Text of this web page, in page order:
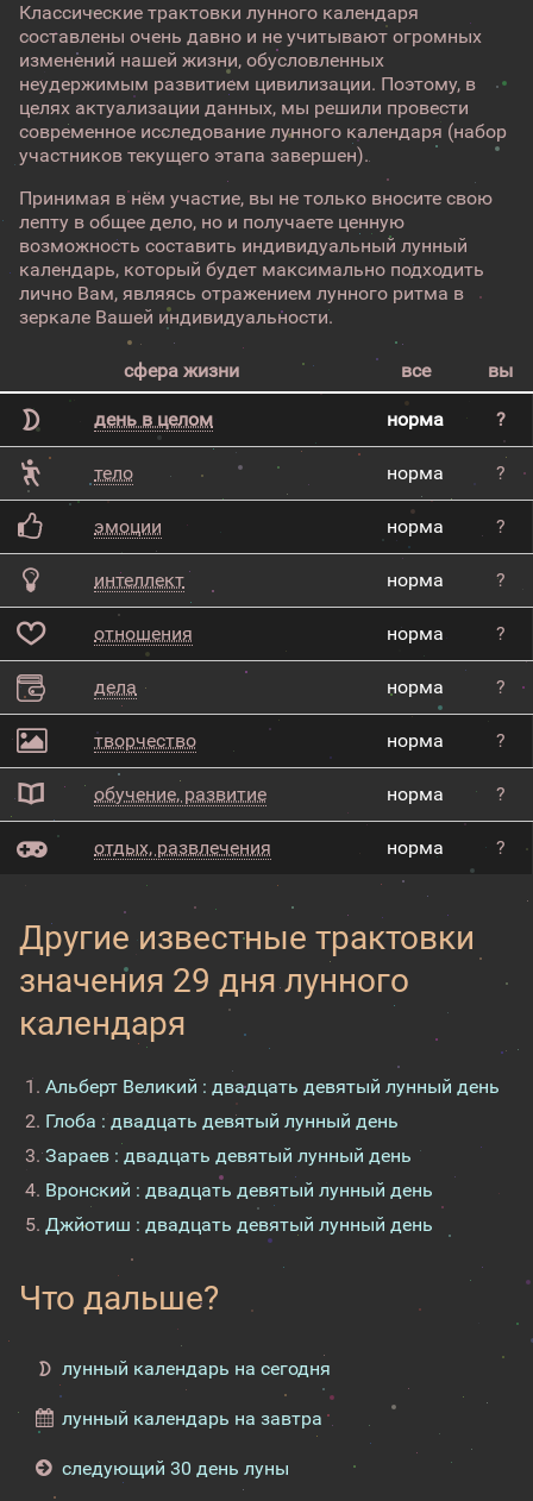
Классические трактовки лунного календаря
составлены очень давно и не учитывают огромных
изменений нашей жизни, обусловленных
неудержимым развитием цивилизации. Поэтому, в
целях актуализации данных, мы решили провести
современное исследование лунного календаря (набор
участников текущего этапа завершен).
Принимая в нём участие, вы не только вносите свою
лепту в общее дело, но и получаете ценную
возможность составить индивидуальный лунный
календарь, который будет максимально подходить
лично Вам, являясь отражением лунного ритма в
зеркале Вашей индивидуальности.
сфера жизни все вы
день в целом норма ?
тело норма ?
эмоции норма ?
интеллект норма ?
отношения норма ?
дела норма ?
творчество норма ?
обучение, развитие норма ?
отдых, развлечения норма ?
Другие известные трактовки
значения 29 дня лунного
календаря
Альберт Великий : двадцать девятый лунный день
Глоба : двадцать девятый лунный день
Зараев : двадцать девятый лунный день
Вронский : двадцать девятый лунный день
Джйотиш : двадцать девятый лунный день
Что дальше?
лунный календарь на сегодня
лунный календарь на завтра
следующий 30 день луны